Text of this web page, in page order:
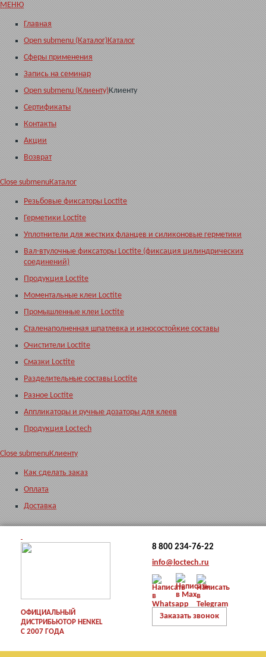
МЕНЮ
Главная
Open submenu (Каталог)Каталог
Сферы применения
Запись на семинар
Open submenu (Клиенту)Клиенту
Сертификаты
Контакты
Акции
Возврат
Close submenuКаталог
Резьбовые фиксаторы Loctite
Герметики Loctite
Уплотнители для жестких фланцев и силиконовые герметики
Вал-втулочные фиксаторы Loctite (фиксация цилиндрических
соединений)
Продукция Loctite
Моментальные клеи Loctite
Промышленные клеи Loctite
Сталенаполненная шпатлевка и износостойкие составы
Очистители Loctite
Смазки Loctite
Разделительные составы Loctite
Разное Loctite
Аппликаторы и ручные дозаторы для клеев
Продукция Loctech
Close submenuКлиенту
Как сделать заказ
Оплата
Доставка
ОФИЦИАЛЬНЫЙ
ДИСТРИБЬЮТОР HENKEL
С 2007 ГОДА
8 800 234-76-22
info@loctech.ru
Заказать звонок